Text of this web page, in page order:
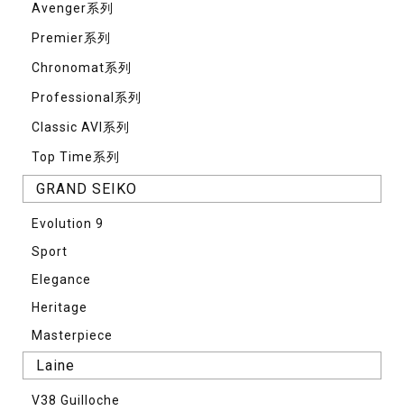
Avenger系列
Premier系列
Chronomat系列
Professional系列
Classic AVI系列
Top Time系列
GRAND SEIKO
Evolution 9
Sport
Elegance
Heritage
Masterpiece
Laine
V38 Guilloche